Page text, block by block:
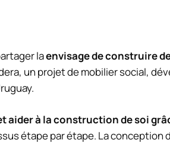
laenvisage de construire
un projet de mobilier social,
aider à la construction de soi
étape par étape. La conception